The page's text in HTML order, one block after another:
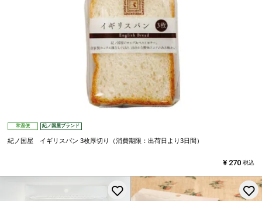
常温便 紀ノ国屋ブランド
紀ノ国屋 イギリスパン 3枚厚切り（消費期限：出荷日より3日間）
¥ 270 税込
お気に入りに登録する